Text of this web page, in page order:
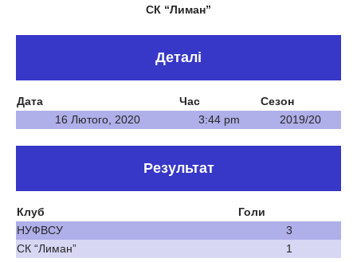
СК “Лиман”
Деталі
Дата Час
Сезон
16 Лютого, 2020
3:44 pm 2019/20
Результат
Клуб
Голи
НУФВСУ
3
СК “Лиман”
1